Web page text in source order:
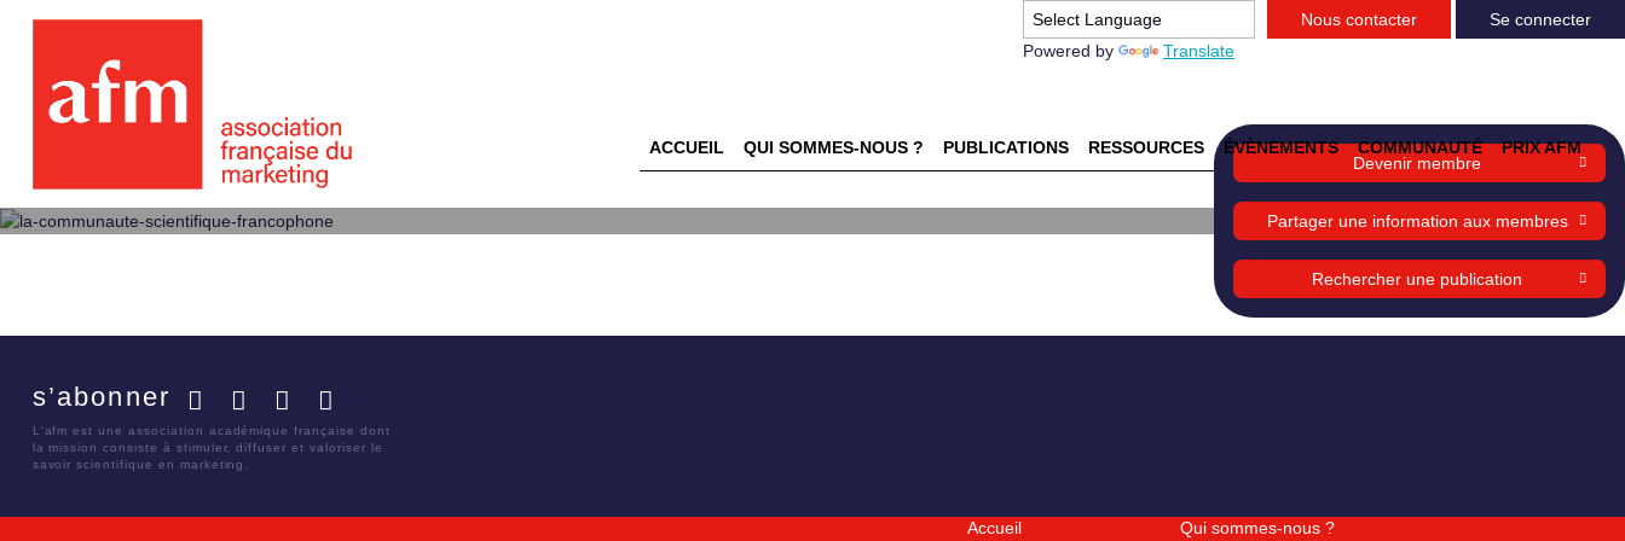
Powered by Translate
Nous contacter Se connecter
ACCUEIL QUI SOMMES-NOUS ? PUBLICATIONS RESSOURCES ÉVÈNEMENTS COMMUNAUTÉ
PRIX AFM
Devenir membre
Partager une information aux membres
Rechercher une publication
s’abonner
L'afm est une association académique française dont
la mission consiste à stimuler, diffuser et valoriser le
savoir scientifique en marketing.
Accueil Qui sommes-nous ?